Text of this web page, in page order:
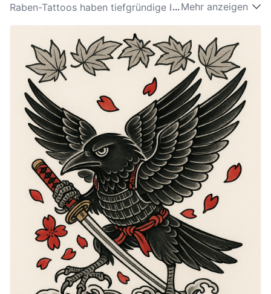
Raben-Tattoos haben tiefgründige Bedeutungen, die in
wird oft mit Transformation, Veränderung und dem
Geheimnis des Unbekannten in Verbindung gebracht.
Die Intelligenz und Anpassungsfähigkeit dieses Vogels
verleihen der Symbolik des Raben eine Kraft, die tief
mit jenen resontiert, die bedeutende Lebensereignisse
oder persönliches Wachstum verewigen möchten. Die
Bedeutung des Raben umfasst Themen der Schöpfung
und Zerstörung, oft verbunden mit der Idee von
Wiedergeburt und Erneuerung. In vielen Kulturen agiert
der Rabe als Bote zwischen den Reichen und
überbrückt die Kluft zwischen den Lebenden und dem
Spirituellen. Für Menschen, die ein Tattoo suchen, das
mit tiefergehenden Bedeutungen resontiert, bietet die
Symbolik des Raben ein reichhaltiges Narrativ, das zur
persönlichen Interpretation und Reflexion einlädt. Die
Wahl eines Raben-Tattoos deutet auf eine Verbindung
zu Weisheit, Introspektion und die Anerkennung der
vergänglichen Natur des Lebens hin, die alle das
... Mehr anzeigen